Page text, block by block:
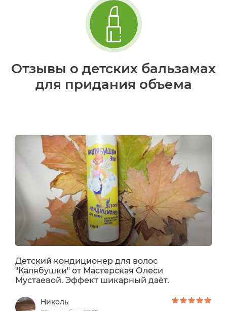
Отзывы о детских бальзамах
для придания объема
Детский кондиционер для волос
"Калябушки" от Мастерская Олеси
Мустаевой. Эффект шикарный даёт.
Николь